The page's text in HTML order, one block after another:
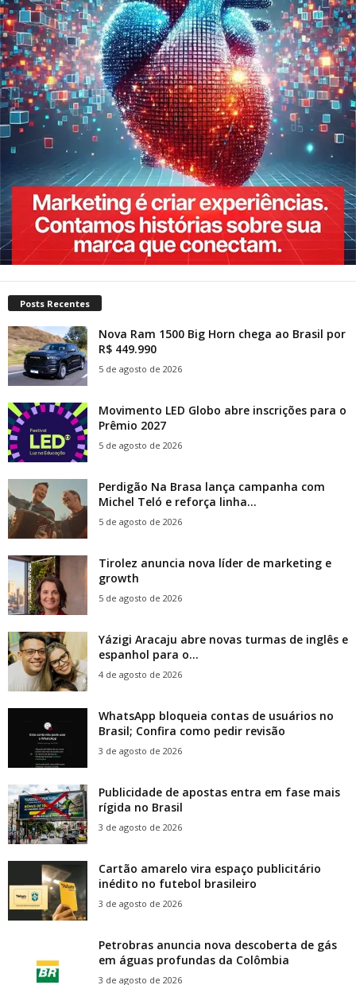
Posts Recentes
Nova Ram 1500 Big Horn chega ao Brasil por
R$ 449.990
5 de agosto de 2026
Movimento LED Globo abre inscrições para o
Prêmio 2027
5 de agosto de 2026
Perdigão Na Brasa lança campanha com
Michel Teló e reforça linha...
5 de agosto de 2026
Tirolez anuncia nova líder de marketing e
growth
5 de agosto de 2026
Yázigi Aracaju abre novas turmas de inglês e
espanhol para o...
4 de agosto de 2026
WhatsApp bloqueia contas de usuários no
Brasil; Confira como pedir revisão
3 de agosto de 2026
Publicidade de apostas entra em fase mais
rígida no Brasil
3 de agosto de 2026
Cartão amarelo vira espaço publicitário
inédito no futebol brasileiro
3 de agosto de 2026
Petrobras anuncia nova descoberta de gás
em águas profundas da Colômbia
3 de agosto de 2026